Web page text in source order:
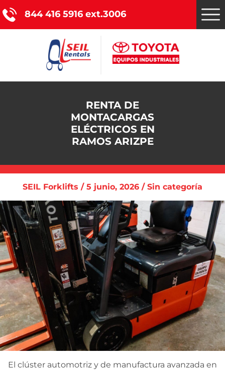
844 416 5916 ext.3006
Catálogo de productos
Promociones
Nosotros
Blog
Contacto
RENTA DE
MONTACARGAS
ELÉCTRICOS EN
RAMOS ARIZPE
SEIL Forklifts / 5 junio, 2026 / Sin categoría
El clúster automotriz y de manufactura avanzada en